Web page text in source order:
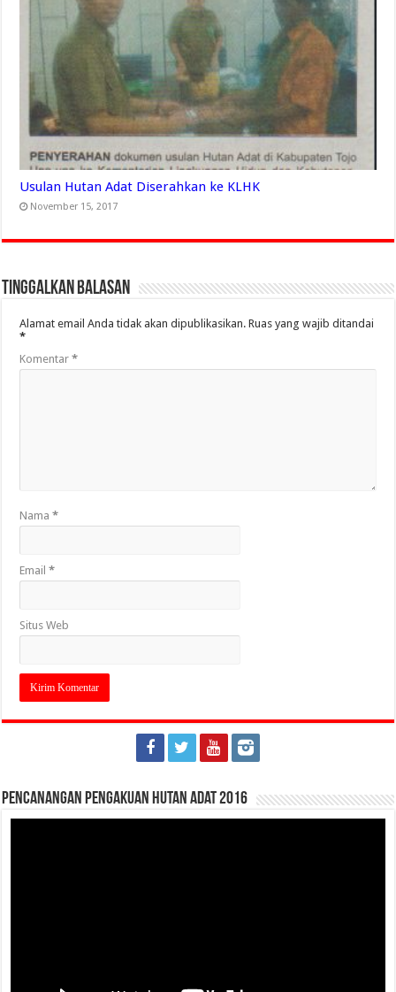
Usulan Hutan Adat Diserahkan ke KLHK
November 15, 2017
Tinggalkan Balasan
Alamat email Anda tidak akan dipublikasikan. Ruas yang wajib ditandai
*
Komentar*
Nama*
Email*
Situs Web
Pencanangan Pengakuan Hutan Adat 2016